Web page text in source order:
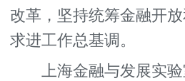
改革，坚持统筹金融开
求进工作总基调。
上海金融与发展实验